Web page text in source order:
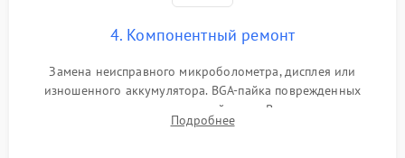
4. Компонентный ремонт
Замена неисправного микроболометра, дисплея или
изношенного аккумулятора. BGA-пайка поврежденных
контроллеров на материнской плате. Восстановление
разъемов и кнопок, замена поврежденных элементов
Подробнее